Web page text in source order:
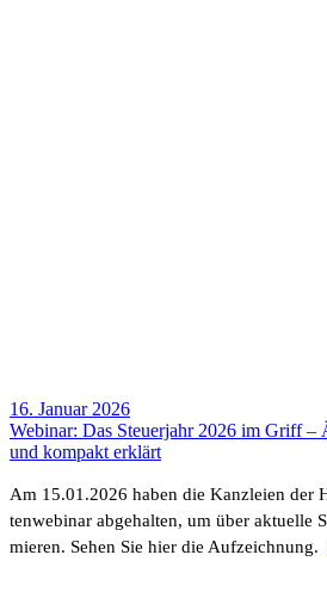
16. Januar 2026
Webinar: Das Steu­er­jahr 2026 im Griff –
und kompakt erklärt
Am 15.01.2026 haben die Kanz­leien der
ten­web­inar abge­halten, um über aktu­elle
mieren. Sehen Sie hier die Aufzeich­nung.